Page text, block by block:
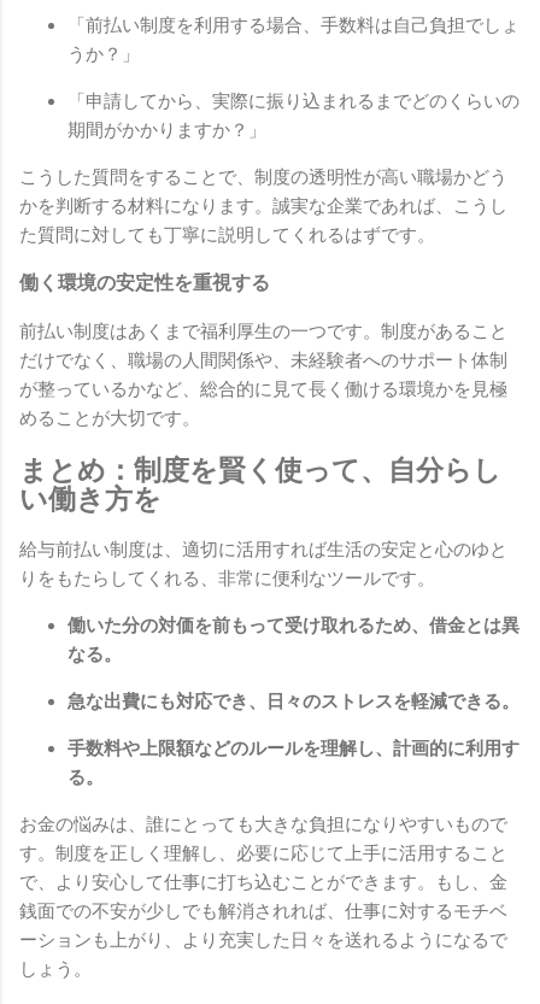
「前払い制度を利用する場合、手数料は自己負担でしょ
うか？」
「申請してから、実際に振り込まれるまでどのくらいの
期間がかかりますか？」
こうした質問をすることで、制度の透明性が高い職場かどう
かを判断する材料になります。誠実な企業であれば、こうし
た質問に対しても丁寧に説明してくれるはずです。
働く環境の安定性を重視する
前払い制度はあくまで福利厚生の一つです。制度があること
だけでなく、職場の人間関係や、未経験者へのサポート体制
が整っているかなど、総合的に見て長く働ける環境かを見極
めることが大切です。
まとめ：制度を賢く使って、自分らし
い働き方を
給与前払い制度は、適切に活用すれば生活の安定と心のゆと
りをもたらしてくれる、非常に便利なツールです。
働いた分の対価を前もって受け取れるため、借金とは異
なる。
急な出費にも対応でき、日々のストレスを軽減できる。
手数料や上限額などのルールを理解し、計画的に利用す
る。
お金の悩みは、誰にとっても大きな負担になりやすいもので
す。制度を正しく理解し、必要に応じて上手に活用すること
で、より安心して仕事に打ち込むことができます。もし、金
銭面での不安が少しでも解消されれば、仕事に対するモチベ
ーションも上がり、より充実した日々を送れるようになるで
しょう。